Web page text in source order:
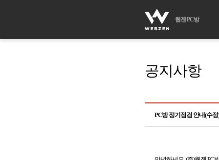
웹젠 PC방
공지사항
PC방 정기점검 안내(수정)